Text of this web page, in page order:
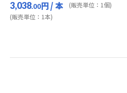
3,038.00円/ 本
(販売単位：1本)
(販売単位：1個)